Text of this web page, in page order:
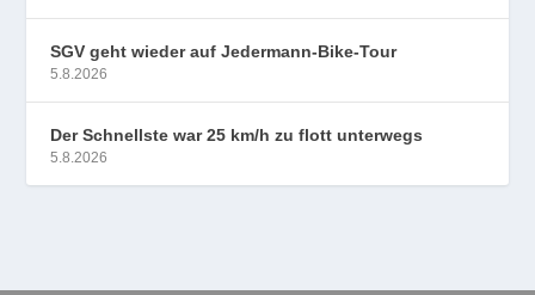
SGV geht wieder auf Jedermann-Bike-Tour
5.8.2026
Der Schnellste war 25 km/h zu flott unterwegs
5.8.2026